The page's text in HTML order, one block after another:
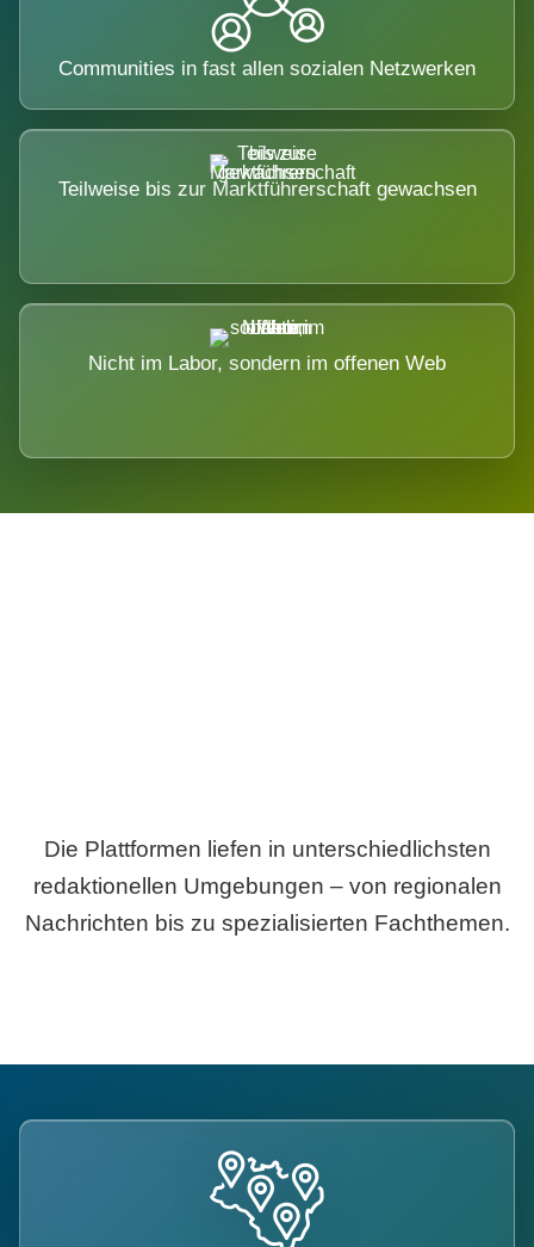
Communities in fast allen sozialen Netzwerken
Teilweise bis zur Marktführerschaft gewachsen
Nicht im Labor, sondern im offenen Web
Die Plattformen liefen in unterschiedlichsten
redaktionellen Umgebungen – von regionalen
Nachrichten bis zu spezialisierten Fachthemen.